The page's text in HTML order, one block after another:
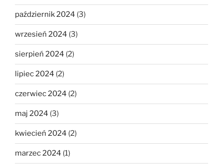
październik 2024 (3)
wrzesień 2024 (3)
sierpień 2024 (2)
lipiec 2024 (2)
czerwiec 2024 (2)
maj 2024 (3)
kwiecień 2024 (2)
marzec 2024 (1)